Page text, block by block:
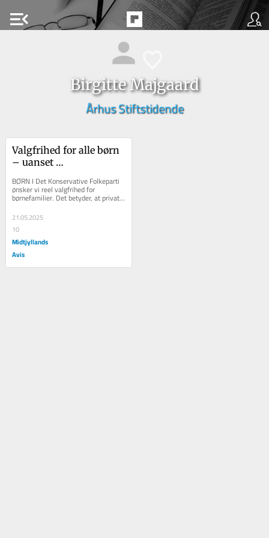
menu_open
Birgitte Majgaard
Århus Stiftstidende
Valgfrihed for alle børn
– uanset
BØRN I Det Konservative Folkeparti
ønsker vi reel valgfrihed for
børnefamilier. Det betyder, at private
daginstitutioner og dagplejere skal...
21.05.2025
10
Midtjyllands
Avis